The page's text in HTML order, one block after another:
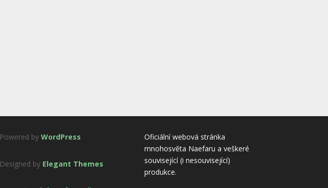
Powered by WordPress
Designed by Elegant Themes
Oficiální webová stránka
mnohosvěta Naefaru a veškeré
související (i nesouvisející)
produkce.